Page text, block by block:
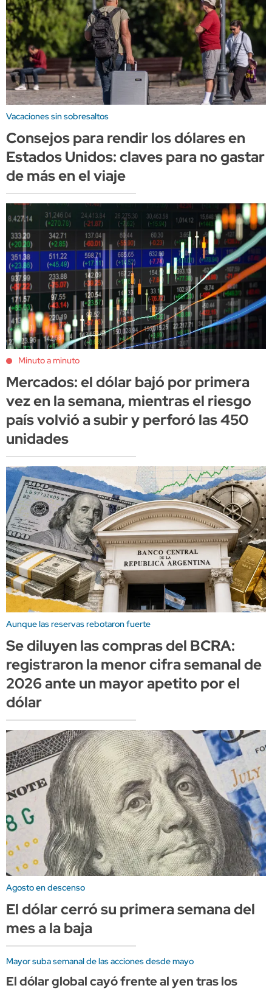
Vacaciones sin sobresaltos
Consejos para rendir los dólares en
Estados Unidos: claves para no gastar
de más en el viaje
Minuto a minuto
Mercados: el dólar bajó por primera
vez en la semana, mientras el riesgo
país volvió a subir y perforó las 450
unidades
Aunque las reservas rebotaron fuerte
Se diluyen las compras del BCRA:
registraron la menor cifra semanal de
2026 ante un mayor apetito por el
dólar
Agosto en descenso
El dólar cerró su primera semana del
mes a la baja
Mayor suba semanal de las acciones desde mayo
El dólar global cayó frente al yen tras los